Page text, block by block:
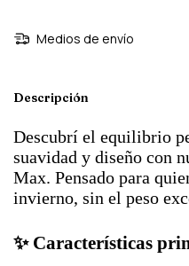
Medios de envío
Descripción
Descubrí el equilibrio
suavidad y diseño con
Max. Pensado para
invierno, sin el peso
✨ Características